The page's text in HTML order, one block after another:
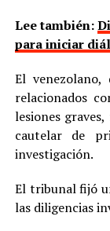
Lee también:
para iniciar
El venezolano,
relacionados
lesiones
cautelar de
investigación.
El tribunal fijó
las diligencias